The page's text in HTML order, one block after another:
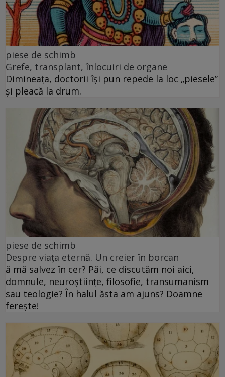
piese de schimb
Grefe, transplant, înlocuiri de organe
Dimineața, doctorii își pun repede la loc „piesele”
și pleacă la drum.
piese de schimb
Despre viața eternă. Un creier în borcan
ă mă salvez în cer? Păi, ce discutăm noi aici,
domnule, neuroștiințe, filosofie, transumanism
sau teologie? În halul ăsta am ajuns? Doamne
ferește!